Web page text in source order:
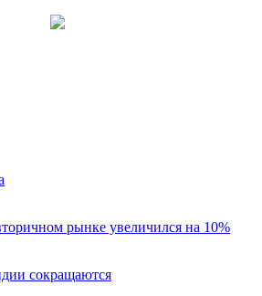
рынке увеличился на 10%
сокращаются